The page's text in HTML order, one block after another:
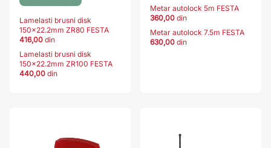
Lamelasti brusni disk
150x22.2mm ZR80 FESTA
416,00 din
Lamelasti brusni disk
150x22.2mm ZR100 FESTA
440,00 din
Metar autolock 5m FESTA
360,00 din
Metar autolock 7.5m FESTA
630,00 din